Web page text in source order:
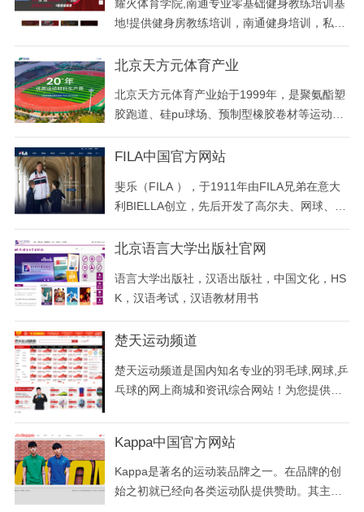
资料下载和在线服务与支持。
耀火体育学院,南通专业零基础健身教练培训基
地!提供健身房教练培训，南通健身培训，私人
提供健身教练证书，私人教练资格证。南通体
在帮助学员快速掌握私教课程，实现高薪就
业。
北京天方元体育产业
北京天方元体育产业始于1999年，是聚氨酯塑
胶跑道、硅pu球场、预制型橡胶卷材等运动地
材产品的生产商。
FILA中国官方网站
斐乐（FILA ），于1911年由FILA兄弟在意大
利BIELLA创立，先后开发了高尔夫、网球、健
名运动品牌的中坚地位，被认为是艺术的代
不群的高雅气质和独特的产品功效，使FILA
（斐乐）在国际顶尖运动品牌中风韵独具，誉
满全球。
北京语言大学出版社官网
语言大学出版社，汉语出版社，中国文化，HS
K，汉语考试，汉语教材用书
楚天运动频道
楚天运动频道是国内知名专业的羽毛球,网球,乒
乓球的网上商城和资讯综合网站！为您提供羽
4000276899,承诺:授权正品,假一赔十！
Kappa中国官方网站
Kappa是著名的运动装品牌之一。在品牌的创
始之初就已经向各类运动队提供赞助。其主要